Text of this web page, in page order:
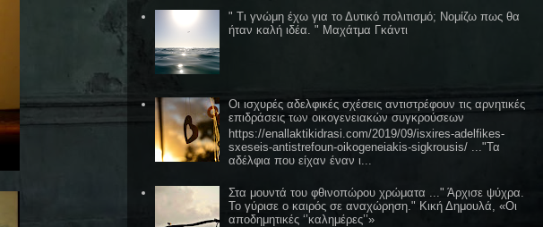
" Τι γνώμη έχω για το Δυτικό πολιτισμό; Νομίζω πως θα
ήταν καλή ιδέα. " Μαχάτμα Γκάντι
Οι ισχυρές αδελφικές σχέσεις αντιστρέφουν τις αρνητικές
επιδράσεις των οικογενειακών συγκρούσεων
https://enallaktikidrasi.com/2019/09/isxires-adelfikes-
sxeseis-antistrefoun-oikogeneiakis-sigkrousis/ ..."Τα
αδέλφια που είχαν έναν ι...
Στα μουντά του φθινοπώρου χρώματα ..." Άρχισε ψύχρα.
Το γύρισε ο καιρός σε αναχώρηση." Κική Δημουλά, «Οι
αποδημητικές ‘’καλημέρες’’»